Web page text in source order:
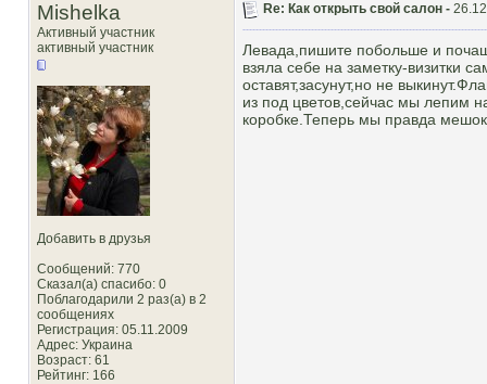
Mishelka
Активный участник
активный участник
Добавить в друзья
Сообщений: 770
Сказал(а) спасибо: 0
Поблагодарили 2 раз(а) в 2
сообщениях
Регистрация: 05.11.2009
Адрес: Украина
Возраст: 61
Рейтинг: 166
Re: Как открыть свой салон -
Левада,пишите побольше и
взяла себе на заметку-визитки
оставят,засунут,но не
из под цветов,сейчас мы лепим
коробке.Теперь мы правда